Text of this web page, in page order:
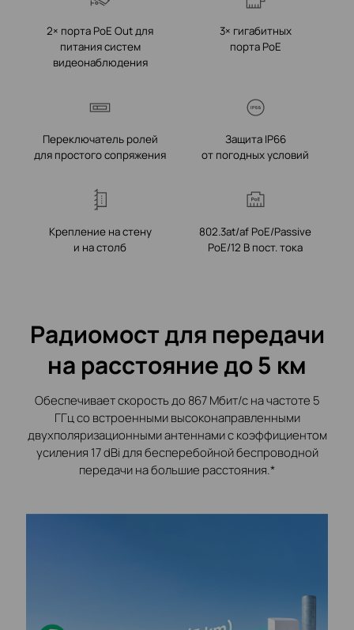
2× порта PoE Out для
питания систем
видеонаблюдения
3× гигабитных
порта PoE
Переключатель ролей
для простого сопряжения
Защита IP66
от погодных условий
Крепление на стену
и на столб
802.3at/af PoE/Passive
PoE/12 В пост. тока
Радиомост для передачи
на расстояние до 5 км
Обеспечивает скорость до 867 Мбит/с на частоте 5
ГГц со встроенными высоконаправленными
двухполяризационными антеннами с коэффициентом
усиления 17 dBi для бесперебойной беспроводной
передачи на большие расстояния.*